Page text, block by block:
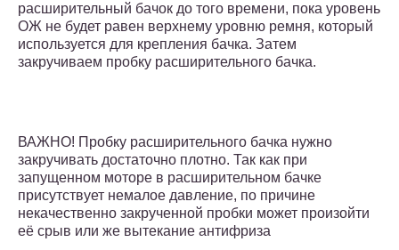
расширительный бачок до того времени, пока уровень
ОЖ не будет равен верхнему уровню ремня, который
используется для крепления бачка. Затем
закручиваем пробку расширительного бачка.
ВАЖНО! Пробку расширительного бачка нужно
закручивать достаточно плотно. Так как при
запущенном моторе в расширительном бачке
присутствует немалое давление, по причине
некачественно закрученной пробки может произойти
её срыв или же вытекание антифриза